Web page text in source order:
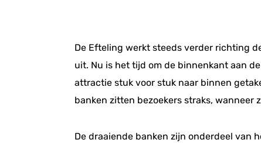
De Efteling werkt steeds verder richting
uit. Nu is het tijd om de binnenkant aan
attractie stuk voor stuk naar binnen
banken zitten bezoekers straks, wanneer
De draaiende banken zijn onderdeel van